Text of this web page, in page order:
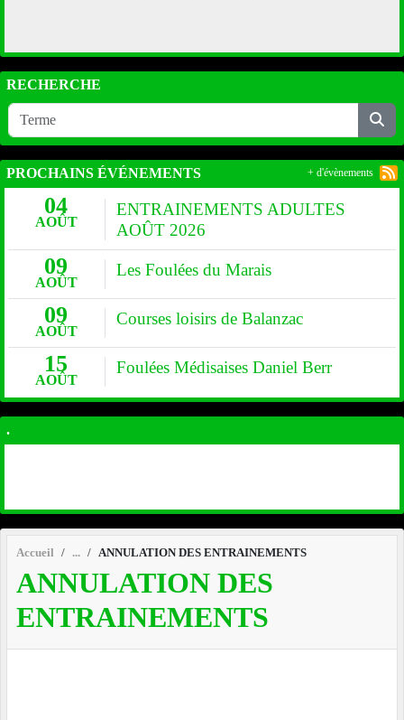
Accueil ANNULATION DES ENTRAINEMENTS
ANNULATION DES
ENTRAINEMENTS
RECHERCHE
PROCHAINS ÉVÉNEMENTS
04
AOÛT
ENTRAINEMENTS ADULTES
AOÛT 2026
09
AOÛT
Les Foulées du Marais
09
AOÛT
Courses loisirs de Balanzac
15
AOÛT
Foulées Médisaises Daniel Berr
+ d'évènements
.